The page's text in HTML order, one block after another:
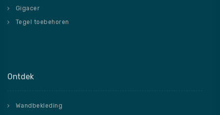
Gigacer
Tegel toebehoren
Ontdek
Wandbekleding